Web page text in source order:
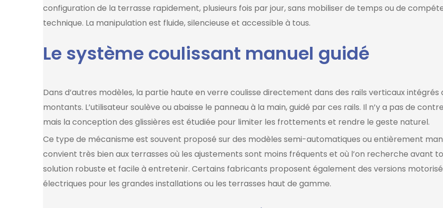
configuration de la terrasse rapidement, plusieurs fois par jour, sans mobiliser de temps ou de
technique. La manipulation est fluide, silencieuse et accessible à tous.
Le système coulissant manuel guidé
Dans d’autres modèles, la partie haute en verre coulisse directement dans des rails verticaux intégrés
montants. L’utilisateur soulève ou abaisse le panneau à la main, guidé par ces rails. Il n’y a pas de
mais la conception des glissières est étudiée pour limiter les frottements et rendre le geste naturel.
Ce type de mécanisme est souvent proposé sur des modèles semi-automatiques ou entièrement
convient très bien aux terrasses où les ajustements sont moins fréquents et où l’on recherche avant
solution robuste et facile à entretenir. Certains fabricants proposent également des versions
électriques pour les grandes installations ou les terrasses haut de gamme.